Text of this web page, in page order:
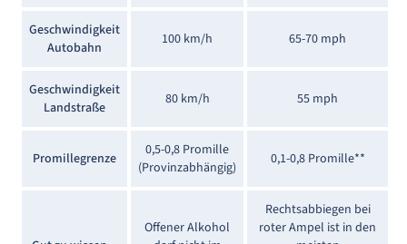
Geschwindigkeit
Autobahn
100 km/h 65-70 mph
Geschwindigkeit
Landstraße
80 km/h 55 mph
Promillegrenze
0,5-0,8 Promille
(Provinzabhängig)
0,1-0,8 Promille**
Offener Alkohol
Rechtsabbiegen bei
roter Ampel ist in den